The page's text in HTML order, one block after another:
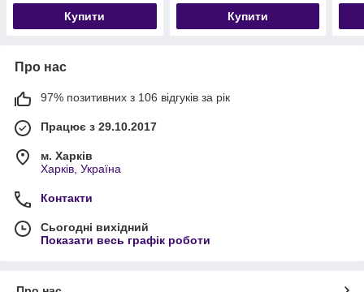
Купити Купити
Про нас
97% позитивних з 106 відгуків за рік
Працює з 29.10.2017
м. Харків
Харків, Україна
Контакти
Сьогодні вихідний
Показати весь графік роботи